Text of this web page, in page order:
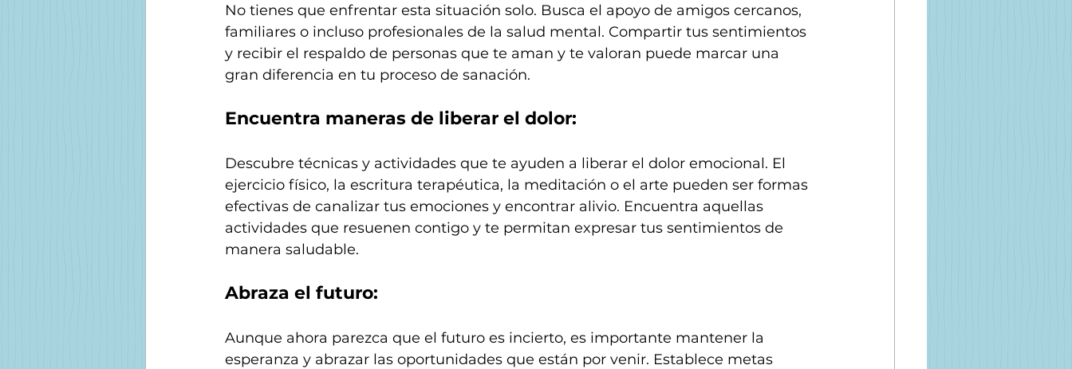
No tienes que enfrentar esta situación solo. Busca el apoyo de amigos cercanos,
familiares o incluso profesionales de la salud mental. Compartir tus sentimientos
y recibir el respaldo de personas que te aman y te valoran puede marcar una
gran diferencia en tu proceso de sanación.
Encuentra maneras de liberar el dolor:
Descubre técnicas y actividades que te ayuden a liberar el dolor emocional. El
ejercicio físico, la escritura terapéutica, la meditación o el arte pueden ser formas
efectivas de canalizar tus emociones y encontrar alivio. Encuentra aquellas
actividades que resuenen contigo y te permitan expresar tus sentimientos de
manera saludable.
Abraza el futuro:
Aunque ahora parezca que el futuro es incierto, es importante mantener la
esperanza y abrazar las oportunidades que están por venir. Establece metas